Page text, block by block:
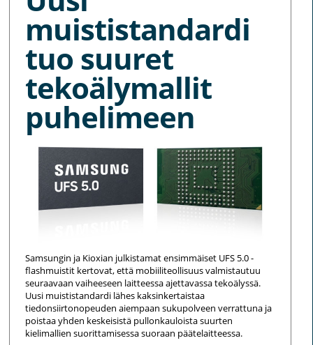
muististandardi
tuo suuret
tekoälymallit
puhelimeen
Samsungin ja Kioxian julkistamat ensimmäiset UFS 5.0 -
flashmuistit kertovat, että mobiiliteollisuus valmistautuu
seuraavaan vaiheeseen laitteessa ajettavassa tekoälyssä.
Uusi muististandardi lähes kaksinkertaistaa
tiedonsiirtonopeuden aiempaan sukupolveen verrattuna ja
poistaa yhden keskeisistä pullonkauloista suurten
kielimallien suorittamisessa suoraan päätelaitteessa.